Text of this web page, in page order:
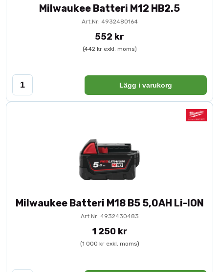
Milwaukee Batteri M12 HB2.5
Art.Nr: 4932480164
552 kr
(442 kr exkl. moms)
Lägg i varukorg
Milwaukee Batteri M18 B5 5,0AH Li-ION
Art.Nr: 4932430483
1 250 kr
(1 000 kr exkl. moms)